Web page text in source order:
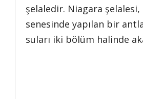
şelaledir. Niagara şelalesi,
senesinde yapılan bir
suları iki bölüm halinde